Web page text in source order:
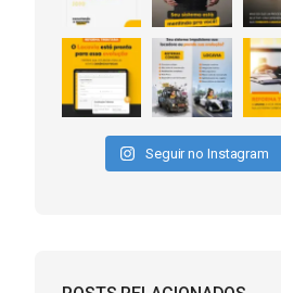
Seguir no Instagram